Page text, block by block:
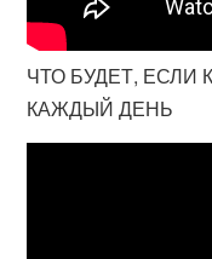
ЧТО БУДЕТ, ЕСЛИ
КАЖДЫЙ ДЕНЬ